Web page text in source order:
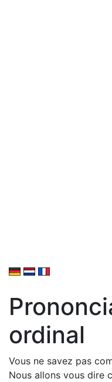
ordinal
Vous ne savez pas
Nous allons vous dire